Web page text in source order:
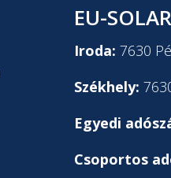
EU-
Iroda: 7630
Székhely:
Egyedi
Csoportos